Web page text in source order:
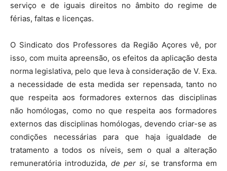
serviço e de iguais direitos no âmbito do regime de
férias, faltas e licenças.
O Sindicato dos Professores da Região Açores vê, por
isso, com muita apreensão, os efeitos da aplicação desta
norma legislativa, pelo que leva à consideração de V. Exa.
a necessidade de esta medida ser repensada, tanto no
que respeita aos formadores externos das disciplinas
não homólogas, como no que respeita aos formadores
externos das disciplinas homólogas, devendo criar-se as
condições necessárias para que haja igualdade de
tratamento a todos os níveis, sem o qual a alteração
remuneratória introduzida, de per si, se transforma em